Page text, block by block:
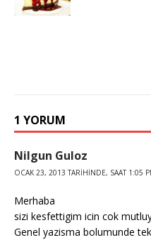
1 YORUM
Nilgun Guloz
OCAK 23, 2013 TARIHINDE, SAAT 1:05
Merhaba
sizi kesfettigim icin cok
Genel yazisma bolumunde